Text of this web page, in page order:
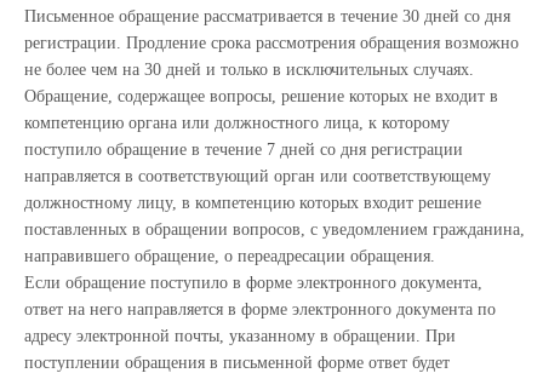
Письменное обращение рассматривается в течение 30 дней со дня
регистрации. Продление срока рассмотрения обращения возможно
не более чем на 30 дней и только в исключительных случаях.
Обращение, содержащее вопросы, решение которых не входит в
компетенцию органа или должностного лица, к которому
поступило обращение в течение 7 дней со дня регистрации
направляется в соответствующий орган или соответствующему
должностному лицу, в компетенцию которых входит решение
поставленных в обращении вопросов, с уведомлением гражданина,
направившего обращение, о переадресации обращения.
Если обращение поступило в форме электронного документа,
ответ на него направляется в форме электронного документа по
адресу электронной почты, указанному в обращении. При
поступлении обращения в письменной форме ответ будет